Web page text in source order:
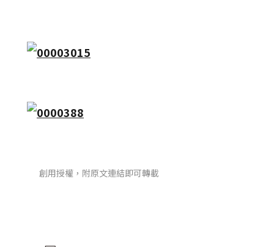
創用授權，附原文連結即可轉載